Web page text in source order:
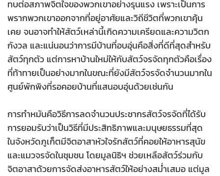
ทบต่อสภาพจิตใจของพวกเขาอย่างรุนแรง เพราะเป็นการ
พรากพวกเขาออกจากที่อยู่อาศัยและวิถีชีวิตที่พวกเขาคุ้น
เคย จนอาจทำให้สัตว์เหล่านี้เกิดความเครียดและความวิตก
กังวล และแน่นอนว่าการมีบ้านที่อบอุ่นคือสิ่งที่ดีที่สุดสำหรับ
สัตว์ทุกตัว แต่การหาบ้านใหม่ให้กับสัตว์จรจัดทุกตัวคือเรื่อง
ที่ท้าทายเป็นอย่างมากในขณะที่ยังมีสัตว์จรจัดจำนวนมากใน
ศูนย์พักพิงที่รอคอยบ้านที่แสนอบอุ่นด้วยเช่นกัน
การทำหมันคือวิธีการลดจำนวนประชากรสัตว์จรจัดที่ได้รับ
การยอมรับว่าเป็นวิธีที่มีประสิทธิภาพและมนุษยธรรมที่สุด
ในจังหวัดภูเก็ตมีจิตอาสาหัวใจรักสัตว์ที่คอยให้อาหารสุนัข
และแมวจรจัดในชุมชน โดยมูลนิธิฯ ช่วยเหลือสัตว์ร่วมกับ
จิตอาสาด้วยการจัดส่งอาหารสัตว์ให้อย่างสม่ำเสมอ แต่มูล